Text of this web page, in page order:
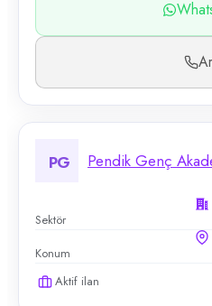
PG Pendik Genç
Sektör
Konum
Aktif ilan